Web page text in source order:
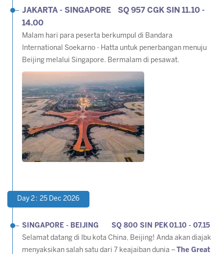
JAKARTA - SINGAPORE SQ 957 CGK SIN 11.10 -
14.00
Malam hari para peserta berkumpul di Bandara
International Soekarno - Hatta untuk penerbangan menuju
Beijing melalui Singapore. Bermalam di pesawat.
Day 2 : 25 Dec 2026
SINGAPORE - BEIJING SQ 800 SIN PEK 01.10 - 07.15
Selamat datang di Ibu kota China, Beijing! Anda akan diajak
menyaksikan salah satu dari 7 keajaiban dunia –
The Great